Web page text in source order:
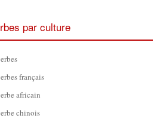
par culture
français
africain
chinois